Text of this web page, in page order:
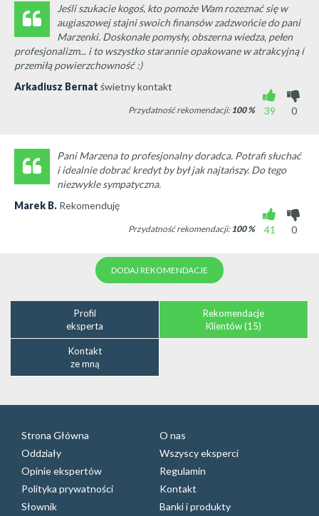
Jeśli szukacie kogoś, kto pomoże Wam rozeznać się w
augiaszowej stajni swoich finansów zadzwońcie do pani
Marzenki. Doskonałe pomysły, obszerna wiedza, pełen
profesjonalizm... i to wszystko starannie opakowane w atrakcyjną i
przemiłą powierzchowność :)
Arkadiusz Bernat świetny kontakt
39
0
Przydatność rekomendacji:100%
Pani Marzena to profesjonalny doradca. Potrafi słuchać
i idealnie dobrać kredyt by był jak najtańszy. Do tego
niezwykle sympatyczna.
Marek B. Rekomenduję
41
0
Przydatność rekomendacji:100%
DODAJ REKOMENDACJE
Profil
eksperta
Rekomendacje
Klientów (15)
Kontakt
ze mną
Strona Główna
O nas
Oddziały
Wszyscy eksperci
Opinie ekspertów
Regulamin
Polityka prywatności
Kontakt
Słownik
Banki i produkty